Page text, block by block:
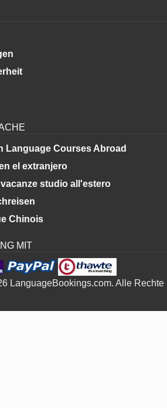
Language Courses Abroad
el extranjero
studio all'estero
Chinois
MIT
LanguageBookings.com. Alle Rechte